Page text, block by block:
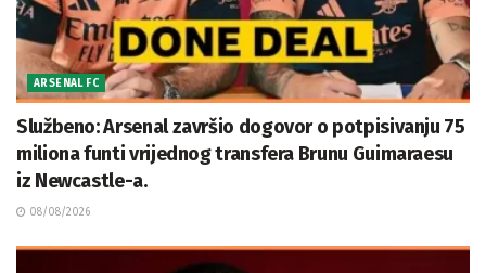
ARSENAL FC
Službeno: Arsenal završio dogovor o potpisivanju 75
miliona funti vrijednog transfera Brunu Guimaraesu
iz Newcastle-a.
08/08/2026